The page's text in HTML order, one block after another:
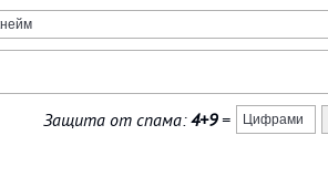
Защита от спама:4+9=